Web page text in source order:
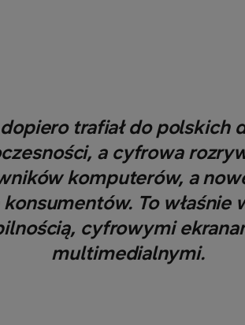
trafiał do polskich
a cyfrowa
komputerów, a
To właśnie
cyfrowymi
multimedialnymi.